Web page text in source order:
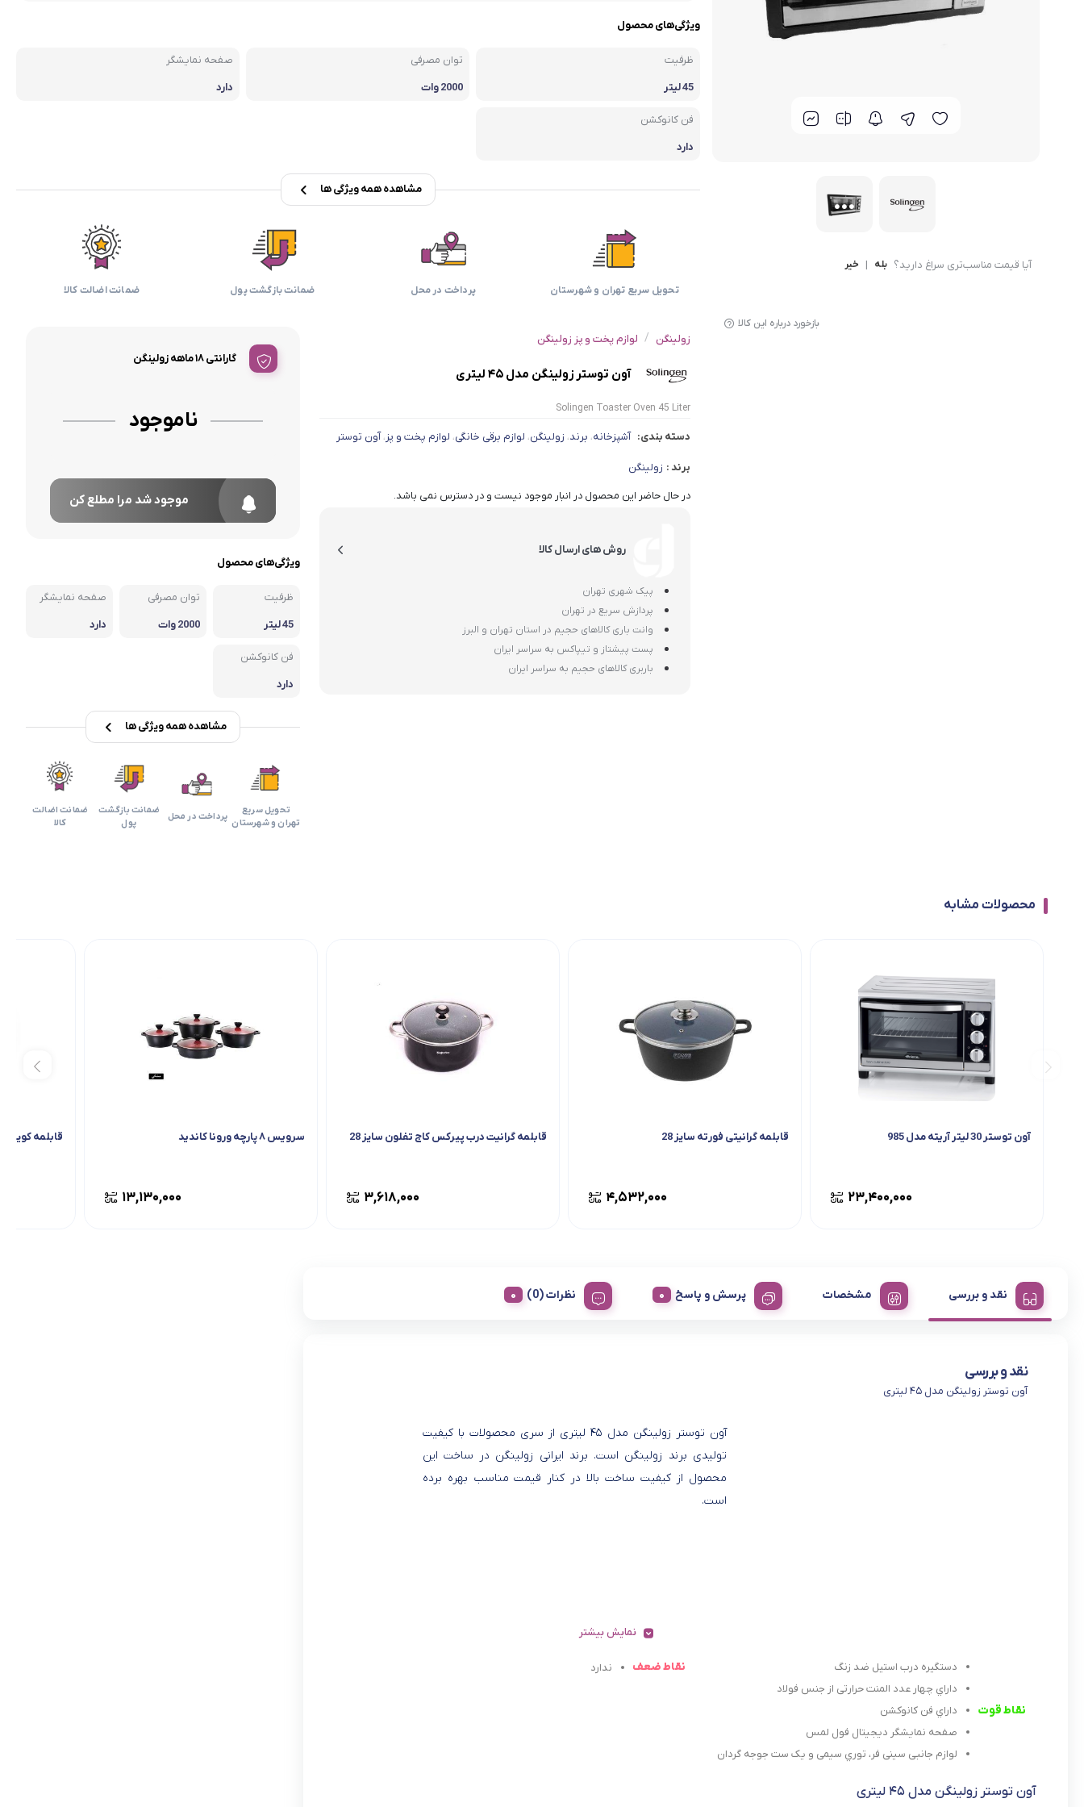
لوازم پخت و پز
هات داگ پز
آیا قیمت مناسب‌تری سراغ دارید؟ بله | خیر
بازخورد درباره این کالا
ویژگی‌های محصول
ظرفیت
45 لیتر
توان مصرفی
2000 وات
صفحه نمایشگر
دارد
فن کانوکشن
دارد
مشاهده همه ویژگی ها
تحویل سریع تهران و شهرستان پرداخت در محل ضمانت بازگشت پول ضمانت اضالت کالا
زولینگن / لوازم پخت و پز زولینگن
آون توستر زولینگن مدل ۴۵ لیتری
Solingen Toaster Oven 45 Liter
دسته بندی: آشپزخانه، برند، زولینگن، لوازم برقی خانگی، لوازم پخت و پز،آون توستر
برند : زولینگن
در حال حاضر این محصول در انبار موجود نیست و در دسترس نمی باشد.
روش های ارسال کالا
پیک شهری تهران
پردازش سریع در تهران
وانت باری کالاهای حجیم در استان تهران و البرز
پست پیشتاز و تیپاکس به سراسر ایران
باربری کالاهای حجیم به سراسر ایران
گارانتی 18 ماهه زولینگن
ناموجود
موجود شد مرا مطلع کن
ویژگی‌های محصول
ظرفیت
45 لیتر
توان مصرفی
2000 وات
صفحه نمایشگر
دارد
فن کانوکشن
دارد
مشاهده همه ویژگی ها
تحویل سریع
تهران و شهرستان
پرداخت در محل
ضمانت بازگشت
پول
ضمانت اضالت
کالا
محصولات مشابه
آون توستر 30 ليتر آریته مدل 985
۲۳,۴۰۰,۰۰۰
قابلمه گرانیتی فورته سایز 28
۴,۵۳۲,۰۰۰
قابلمه گرانیت درب پیرکس کاج تفلون سایز 28
۳,۶۱۸,۰۰۰
سرویس ۸ پارچه ورونا کاندید
۱۳,۱۳۰,۰۰۰
قابلمه کویر
نقد و بررسی مشخصات پرسش و پاسخ نظرات (0)
نقد و بررسی
آون توستر زولینگن مدل ۴۵ لیتری
آون توستر زولینگن مدل ۴۵ لیتری از سری محصولات با کیفیت
تولیدی برند زولینگن است. برند ایرانی زولینگن در ساخت این
محصول از کیفیت ساخت بالا در کنار قیمت مناسب بهره برده
است.
نمایش بیشتر
نقاط قوت
دستگیره درب استیل ضد زنگ
داراي چهار عدد المنت حرارتی از جنس فولاد
داراي فن کانوکشن
صفحه نمایشگر دیجیتال فول لمس
لوازم جانبی سینی فر، توري سیمی و یک ست جوجه گردان
نقاط ضعف ندارد
آون توستر زولینگن مدل ۴۵ لیتری